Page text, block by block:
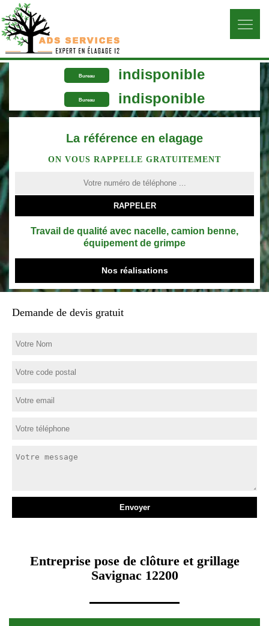
Bureau indisponible
Bureau indisponible
La référence en elagage
ON VOUS RAPPELLE GRATUITEMENT
Travail de qualité avec nacelle, camion benne,
équipement de grimpe
Nos réalisations
Demande de devis gratuit
Entreprise pose de clôture et grillage
Savignac 12200